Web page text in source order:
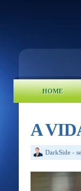
HOME
A
DarkSide -